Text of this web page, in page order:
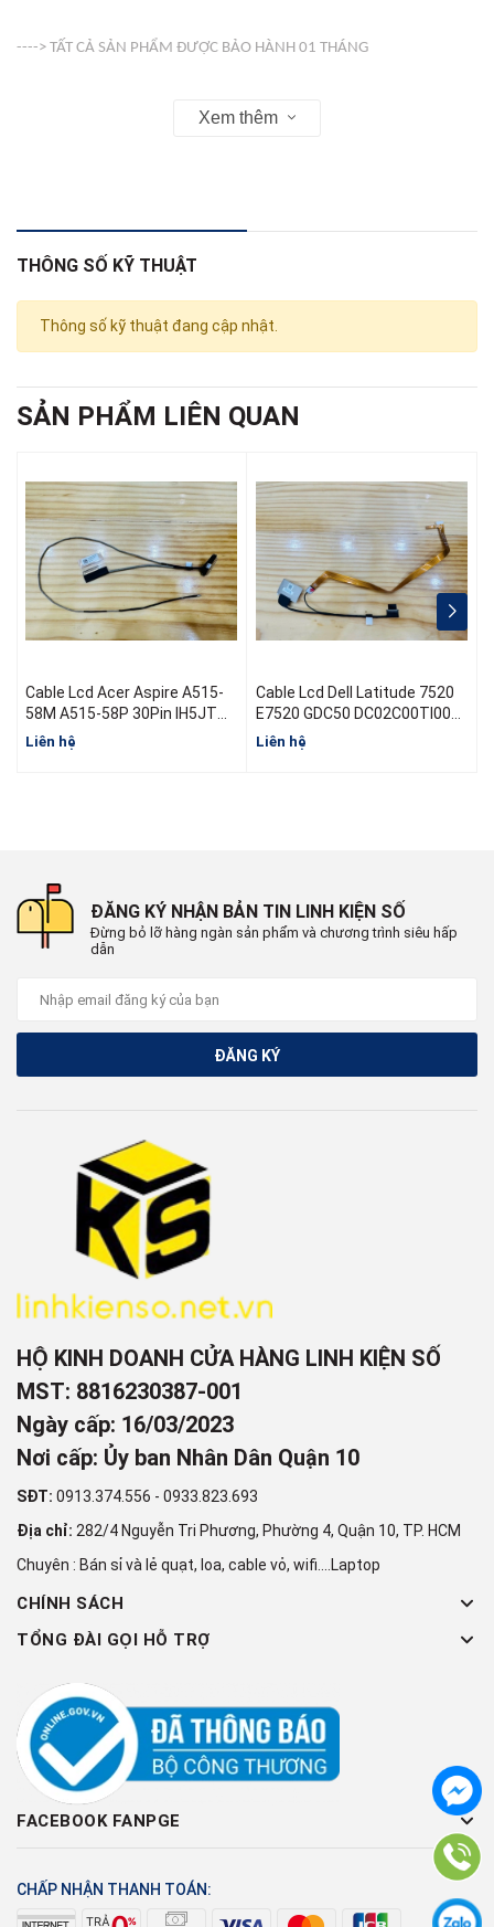
----> TẤT CẢ SẢN PHẨM ĐƯỢC BẢO HÀNH 01 THÁNG
Zalo: 0933.823.693 KD
Xem thêm
THÔNG SỐ KỸ THUẬT
Thông số kỹ thuật đang cập nhật.
SẢN PHẨM LIÊN QUAN
Cable Lcd Acer Aspire A515-
58M A515-58P 30Pin IH5JT
50.KHJN2.003 DC02004B300
Liên hệ
Cable Lcd Dell Latitude 7520
E7520 GDC50 DC02C00TI00
08V84N EDP FHD 2.7 RGB
30Pin 0.5
Liên hệ
ĐĂNG KÝ NHẬN BẢN TIN LINH KIỆN SỐ
Đừng bỏ lỡ hàng ngàn sản phẩm và chương trình siêu hấp
dẫn
ĐĂNG KÝ
HỘ KINH DOANH CỬA HÀNG LINH KIỆN SỐ
MST: 8816230387-001
Ngày cấp: 16/03/2023
Nơi cấp: Ủy ban Nhân Dân Quận 10
SĐT: 0913.374.556 - 0933.823.693
Địa chỉ: 282/4 Nguyễn Tri Phương, Phường 4, Quận 10, TP. HCM
Chuyên : Bán sỉ và lẻ quạt, loa, cable vỏ, wifi....Laptop
CHÍNH SÁCH
TỔNG ĐÀI GỌI HỖ TRỢ
FACEBOOK FANPGE
CHẤP NHẬN THANH TOÁN: